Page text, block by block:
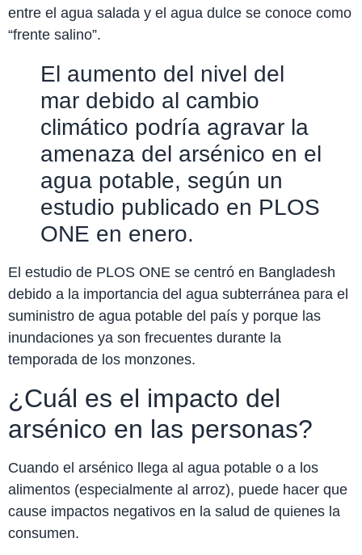
entre el agua salada y el agua dulce se conoce como
“frente salino”.
El aumento del nivel del
mar debido al cambio
climático podría agravar la
amenaza del arsénico en el
agua potable, según un
estudio publicado en PLOS
ONE en enero.
El estudio de PLOS ONE se centró en Bangladesh
debido a la importancia del agua subterránea para el
suministro de agua potable del país y porque las
inundaciones ya son frecuentes durante la
temporada de los monzones.
¿Cuál es el impacto del
arsénico en las personas?
Cuando el arsénico llega al agua potable o a los
alimentos (especialmente al arroz), puede hacer que
cause impactos negativos en la salud de quienes la
consumen.